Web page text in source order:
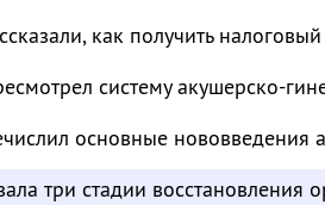
как получить
систему акушерско-
основные нововведения
три стадии восстановления